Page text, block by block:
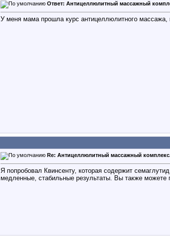
Ответ: Антицеллюлитный массажный
У меня мама прошла курс антицеллюлитного
Re: Антицеллюлитный массажный
Я попробовал Квинсенту, которая содержит
медленные, стабильные результаты. Вы также можете